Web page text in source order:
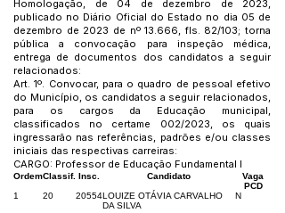
Homologação, de 04 de dezembro de 2023,
publicado no Diário Oficial do Estado no dia 05 de
dezembro de 2023 de nº 13.666, fls. 82/103; torna
pública a convocação para inspeção médica,
entrega de documentos dos candidatos a seguir
relacionados:
Art. 1º. Convocar, para o quadro de pessoal efetivo
do Município, os candidatos a seguir relacionados,
para os cargos da Educação municipal,
classificados no certame 002/2023, os quais
ingressarão nas referências, padrões e/ou classes
iniciais das respectivas carreiras:
CARGO: Professor de Educação Fundamental I
OrdemClassif. Insc. Candidato
Vaga
PCD
1
20 20554LOUIZE OTÁVIA CARVALHO
DA SILVA
N